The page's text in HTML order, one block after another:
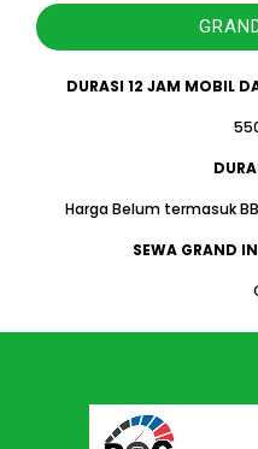
DURASI 12 JAM MOBIL
Harga Belum termasuk
SEWA GRAND